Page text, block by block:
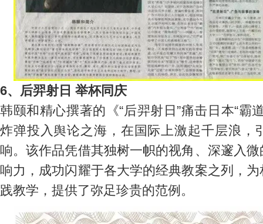
6、后羿射日 举杯同庆
韩颐和精心撰著的《“后羿射日”痛击日本“霸
炸弹投入舆论之海，在国际上激起千层浪，
响。该作品凭借其独树一帜的视角、深邃入
响力，成功闪耀于各大学的经典教案之列，
践教学，提供了弥足珍贵的范例。